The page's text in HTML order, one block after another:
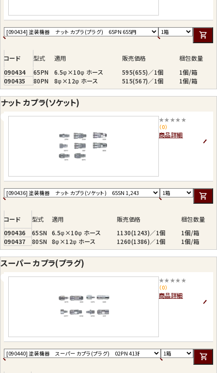
コード 型式 適用 販売価格
梱包数量
090434
65PN 6.5φ×10φ ホース 595(655)／1個
1個/箱
090435
80PN 8φ×12φ ホース 515(567)／1個 1個/箱
ナット カプラ(ソケット)
★★★★★
（0）
商品詳細
コード 型式 適用 販売価格
梱包数量
090436
65SN 6.5φ×10φ ホース 1130(1243)／1個
1個/箱
090437
80SN 8φ×12φ ホース 1260(1386)／1個 1個/箱
スーパー カプラ(プラグ)
★★★★★
（0）
商品詳細